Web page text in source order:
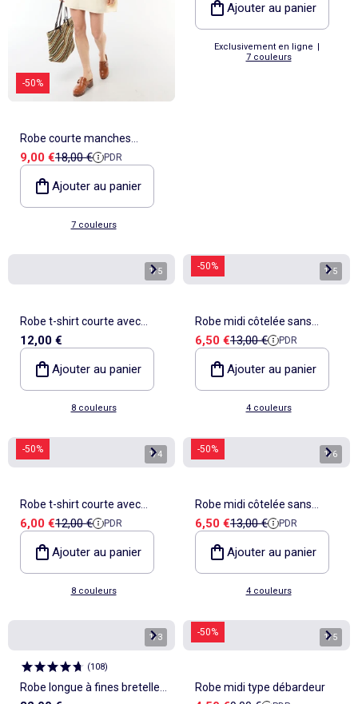
-50%
Robe courte manches
papillons en coton et lin
Prix de vente
9,00 €Prix de référence
18,00 € PDR
Ajouter au panier
7 couleurs
Ajouter au panier
Exclusivement en ligne |
7 couleurs
1/5
Robe t-shirt courte avec
nœud fantaisie
12,00 €
Ajouter au panier
8 couleurs
-50% 1/5
Robe midi côtelée sans
manches
Prix de vente
6,50 €Prix de référence
13,00 € PDR
Ajouter au panier
4 couleurs
-50% 1/4
Robe t-shirt courte avec
nœud fantaisie
Prix de vente
6,00 €Prix de référence
12,00 € PDR
Ajouter au panier
8 couleurs
-50% 1/6
Robe midi côtelée sans
manches
Prix de vente
6,50 €Prix de référence
13,00 € PDR
Ajouter au panier
4 couleurs
1/3
(108)
Robe longue à fines bretelles
-50% 1/5
Robe midi type débardeur